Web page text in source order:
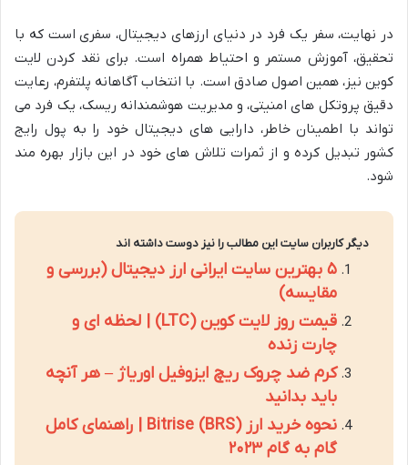
در نهایت، سفر یک فرد در دنیای ارزهای دیجیتال، سفری است که با
تحقیق، آموزش مستمر و احتیاط همراه است. برای نقد کردن لایت
کوین نیز، همین اصول صادق است. با انتخاب آگاهانه پلتفرم، رعایت
دقیق پروتکل های امنیتی، و مدیریت هوشمندانه ریسک، یک فرد می
تواند با اطمینان خاطر، دارایی های دیجیتال خود را به پول رایج
کشور تبدیل کرده و از ثمرات تلاش های خود در این بازار بهره مند
شود.
دیگر کاربران سایت این مطالب را نیز دوست داشته اند
۵ بهترین سایت ایرانی ارز دیجیتال (بررسی و
مقایسه)
قیمت روز لایت کوین (LTC) | لحظه ای و
چارت زنده
کرم ضد چروک ریچ ایزوفیل اوریاژ – هر آنچه
باید بدانید
نحوه خرید ارز Bitrise (BRS) | راهنمای کامل
گام به گام ۲۰۲۳